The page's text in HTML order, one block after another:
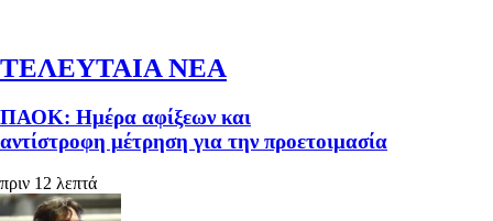
ΤΕΛΕΥΤΑΙΑ ΝΕΑ
ΠΑΟΚ: Ημέρα αφίξεων και
αντίστροφη μέτρηση για την προετοιμασία
πριν 12 λεπτά